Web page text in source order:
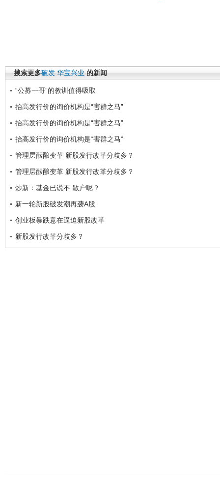
搜索更多破发 华宝兴业 的新闻
“公募一哥”的教训值得吸取
抬高发行价的询价机构是“害群之马”
抬高发行价的询价机构是“害群之马”
抬高发行价的询价机构是“害群之马”
管理层酝酿变革 新股发行改革分歧多？
管理层酝酿变革 新股发行改革分歧多？
炒新：基金已说不 散户呢？
新一轮新股破发潮再袭A股
创业板暴跌意在逼迫新股改革
新股发行改革分歧多？